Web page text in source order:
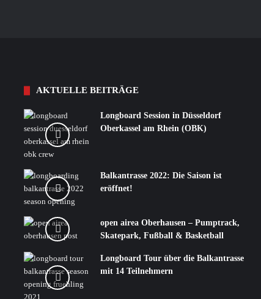
AKTUELLE BEITRÄGE
Longboard Session in Düsseldorf
Oberkassel am Rhein (OBK)
Balkantrasse 2022: Die Saison ist
eröffnet!
open airea Oberhausen – Pumptrack,
Skatepark, Fußball & Basketball
Longboard Tour über die Balkantrasse
mit 14 Teilnehmern